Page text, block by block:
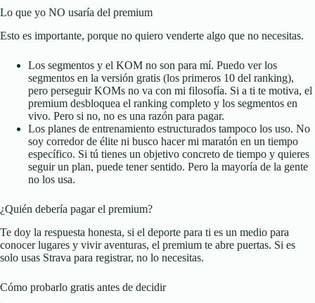
Lo que yo NO usaría del premium
Esto es importante, porque no quiero venderte algo que no necesitas.
Los segmentos y el KOM no son para mí. Puedo ver los
segmentos en la versión gratis (los primeros 10 del ranking),
pero perseguir KOMs no va con mi filosofía. Si a ti te motiva, el
premium desbloquea el ranking completo y los segmentos en
vivo. Pero si no, no es una razón para pagar.
Los planes de entrenamiento estructurados tampoco los uso. No
soy corredor de élite ni busco hacer mi maratón en un tiempo
específico. Si tú tienes un objetivo concreto de tiempo y quieres
seguir un plan, puede tener sentido. Pero la mayoría de la gente
no los usa.
¿Quién debería pagar el premium?
Te doy la respuesta honesta, si el deporte para ti es un medio para
conocer lugares y vivir aventuras, el premium te abre puertas. Si es
solo usas Strava para registrar, no lo necesitas.
Cómo probarlo gratis antes de decidir